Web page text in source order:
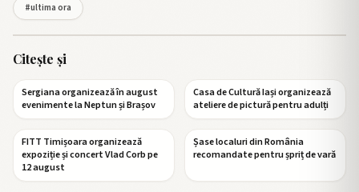
#ultima ora
Citește și
Sergiana organizează în august
evenimente la Neptun și Brașov
Casa de Cultură Iași organizează
ateliere de pictură pentru adulți
FITT Timișoara organizează
expoziție și concert Vlad Corb pe
12 august
Șase localuri din România
recomandate pentru șpriț de vară